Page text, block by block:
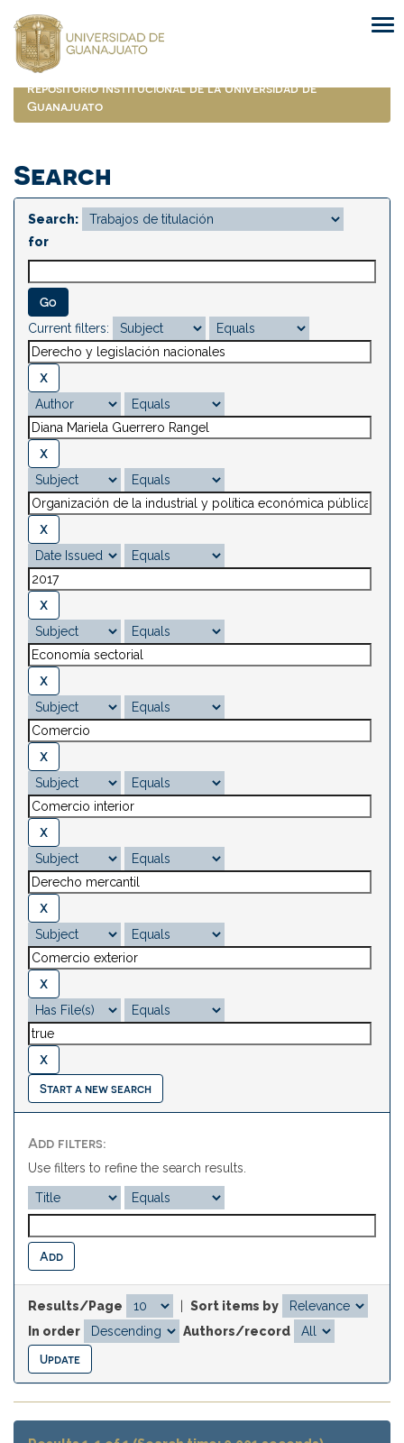
navigation
Repositorio Institucional de la Universidad de
Guanajuato
Search
Search:
for
Current filters:
Start a new search
Add filters:
Use filters to refine the search results.
Results/Page
Sort items by
In order
Authors/record